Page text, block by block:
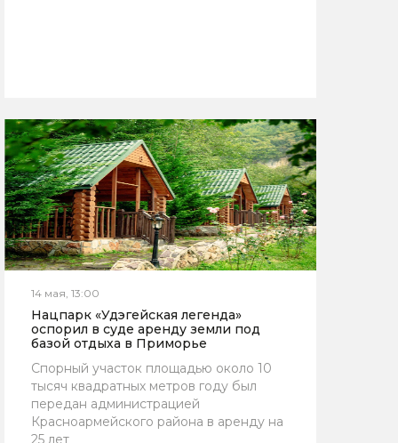
14 мая, 13:00
Нацпарк «Удэгейская легенда»
оспорил в суде аренду земли под
базой отдыха в Приморье
Спорный участок площадью около 10
тысяч квадратных метров году был
передан администрацией
Красноармейского района в аренду на
25 лет